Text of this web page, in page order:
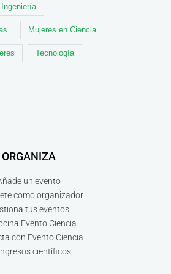
Ingeniería
Mujeres en Ciencia
Tecnología
ORGANIZA
un evento
como organizador
tus eventos
Evento Ciencia
con Evento Ciencia
científicos